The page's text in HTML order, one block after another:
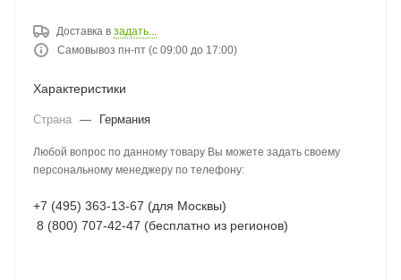
Доставка в задать...
Самовывоз пн-пт (с 09:00 до 17:00)
Характеристики
Страна — Германия
Любой вопрос по данному товару Вы можете задать своему
персональному менеджеру по телефону:
+7 (495) 363-13-67 (для Москвы)
8 (800) 707-42-47 (бесплатно из регионов)